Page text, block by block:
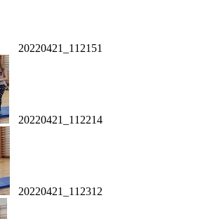
20220421_112151
20220421_112214
20220421_112312